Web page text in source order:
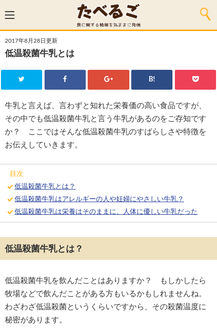
2017年8月28日更新
低温殺菌牛乳とは
B!
牛乳と言えば、言わずと知れた栄養価の高い食品ですが、
その中でも低温殺菌牛乳と言う牛乳があるのをご存知です
か？ ここではそんな低温殺菌牛乳のすばらしさや特徴を
お伝えしていきます。
目次
低温殺菌牛乳とは？
低温殺菌牛乳はアレルギーの人や妊婦にやさしい牛乳？
低温殺菌牛乳は栄養はそのままに、人体に優しい牛乳だった
低温殺菌牛乳とは？
低温殺菌牛乳を飲んだことはありますか？ もしかしたら
牧場などで飲んだことがある方もいるかもしれませんね。
わざわざ低温殺菌というくらいですから、その殺菌温度に
秘密があります。